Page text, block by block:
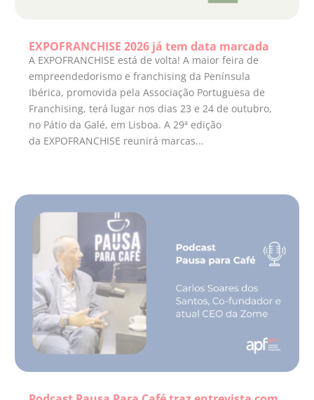
EXPOFRANCHISE 2026 já tem data marcada
A EXPOFRANCHISE está de volta! A maior feira de
empreendedorismo e franchising da Península
Ibérica, promovida pela Associação Portuguesa de
Franchising, terá lugar nos dias 23 e 24 de outubro,
no Pátio da Galé, em Lisboa. A 29ª edição
da EXPOFRANCHISE reunirá marcas...